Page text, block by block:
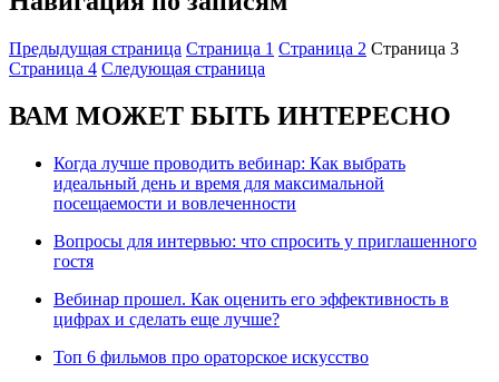
Предыдущая страница Страница 1 Страница 2 Страница 3
Страница 4 Следующая страница
ВАМ МОЖЕТ БЫТЬ ИНТЕРЕСНО
Когда лучше проводить вебинар: Как выбрать
идеальный день и время для максимальной
посещаемости и вовлеченности
Вопросы для интервью: что спросить у приглашенного
гостя
Вебинар прошел. Как оценить его эффективность в
цифрах и сделать еще лучше?
Топ 6 фильмов про ораторское искусство